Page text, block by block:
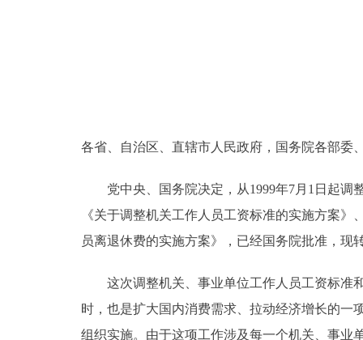
DEUTSCH
ITALIANO
各省、自治区、直辖市人民政府，国务院各部委
党中央、国务院决定，从1999年7月1日起调
《关于调整机关工作人员工资标准的实施方案
员离退休费的实施方案》，已经国务院批准，现
这次调整机关、事业单位工作人员工资标准和
时，也是扩大国内消费需求、拉动经济增长的一
组织实施。由于这项工作涉及每一个机关、事业